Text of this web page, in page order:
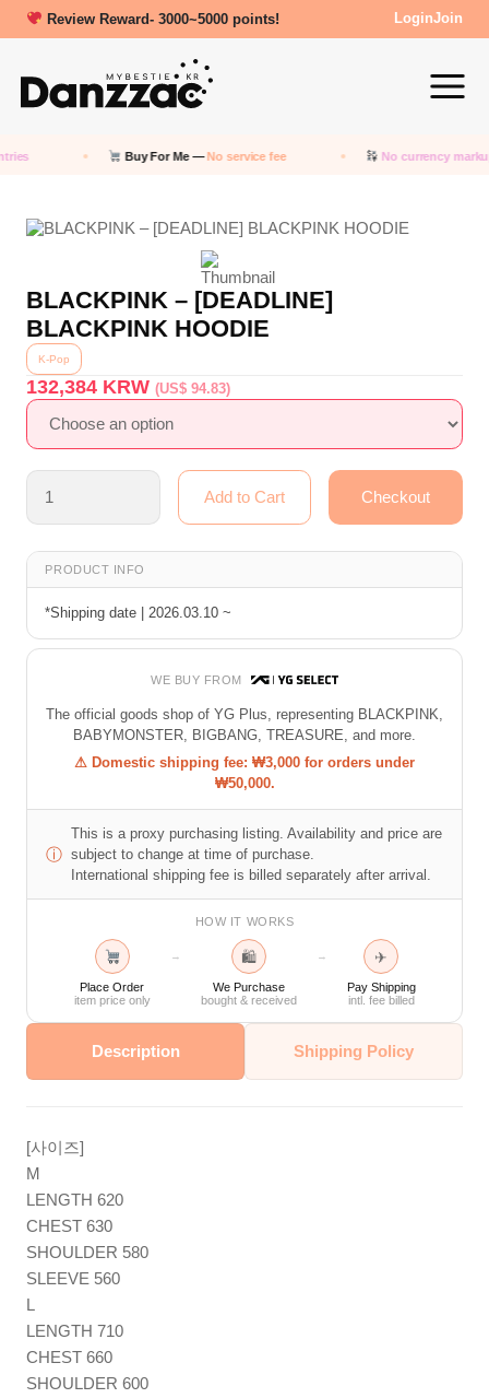
New friends get a 5000 Welcome points!
Review Reward- 3000~5000 points! LoginJoin
Buy For Me —No service fee No currency markup—
BLACKPINK – [DEADLINE]
BLACKPINK HOODIE
K-Pop
132,384 KRW(US$ 94.83)
PRODUCT INFO
*Shipping date | 2026.03.10 ~
WE BUY FROM
The official goods shop of YG Plus, representing BLACKPINK,
BABYMONSTER, BIGBANG, TREASURE, and more.
⚠ Domestic shipping fee: ₩3,000 for orders under
₩50,000.
ⓘ
This is a proxy purchasing listing. Availability and price are
subject to change at time of purchase.
International shipping fee is billed separately after arrival.
HOW IT WORKS
Place Order
item price only
→ 🛍
We Purchase
bought & received
→ ✈
Pay Shipping
intl. fee billed
Description Shipping Policy
[사이즈]
M
LENGTH 620
CHEST 630
SHOULDER 580
SLEEVE 560
L
LENGTH 710
CHEST 660
SHOULDER 600